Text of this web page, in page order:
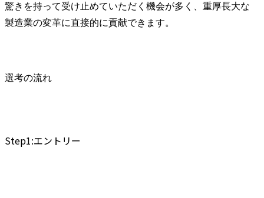
驚きを持って受け止めていただく機会が多く、重厚長大な
製造業の変革に直接的に貢献できます。
選考の流れ
Step1:エントリー